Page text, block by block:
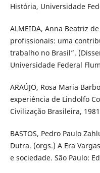
História, Universidade
ALMEIDA, Anna Beatriz
profissionais: uma
trabalho no Brasil”.
Universidade Federal
ARAÚJO, Rosa Maria
experiência de Lindolfo
Civilização Brasileira,
BASTOS, Pedro Paulo
Dutra. (orgs.) A Era
e sociedade. São Paulo: